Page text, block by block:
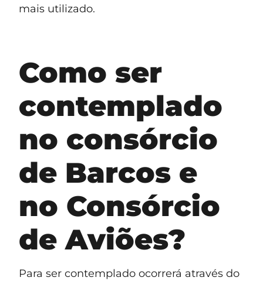
mais utilizado.
Como ser
contemplado
no consórcio
de Barcos e
no Consórcio
de Aviões?
Para ser contemplado ocorrerá através do